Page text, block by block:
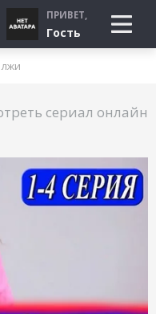
ПРИВЕТ,
Гость
сериал онлайн